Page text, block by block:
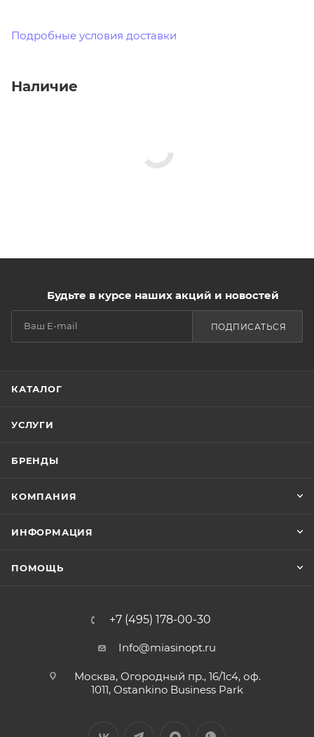
Подробные условия доставки
Наличие
Будьте в курсе наших акций и новостей
ПОДПИСАТЬСЯ
КАТАЛОГ
УСЛУГИ
БРЕНДЫ
КОМПАНИЯ
ИНФОРМАЦИЯ
ПОМОЩЬ
+7 (495) 178-00-30
Info@miasinopt.ru
Москва, Огородный пр., 16/1с4, оф.
1011, Ostankino Business Park